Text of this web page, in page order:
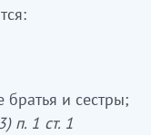
и сестры;
п. 1 ст. 1